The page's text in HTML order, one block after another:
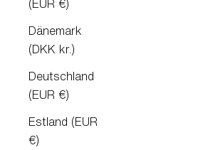
(EUR €)
Dänemark
(DKK kr.)
Deutschland
(EUR €)
Estland (EUR
€)